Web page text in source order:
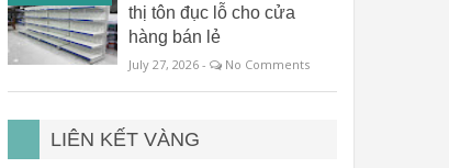
thị tôn đục lỗ cho cửa
hàng bán lẻ
July 27, 2026 - No Comments
LIÊN KẾT VÀNG